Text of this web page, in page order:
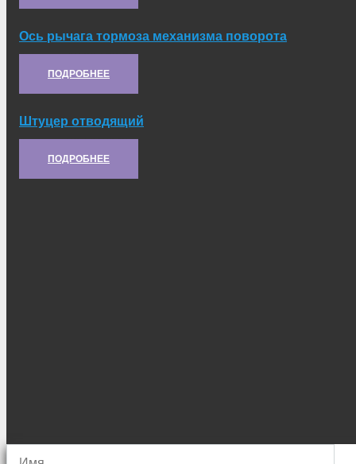
Ось рычага тормоза механизма поворота
Артикул:А5.22.192-3
ПОДРОБНЕЕ
Штуцер отводящий
Артикул:53-1015082
ПОДРОБНЕЕ